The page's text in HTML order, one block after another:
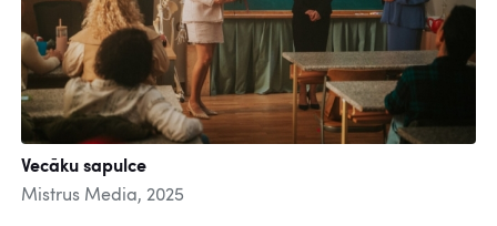
Vecāku sapulce
Mistrus Media, 2025